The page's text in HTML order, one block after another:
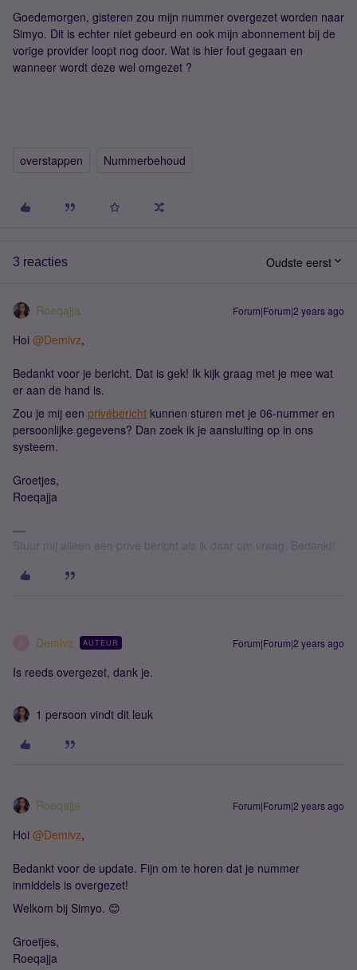
Goedemorgen, gisteren zou mijn nummer overgezet worden naar
Simyo. Dit is echter niet gebeurd en ook mijn abonnement bij de
vorige provider loopt nog door. Wat is hier fout gegaan en
wanneer wordt deze wel omgezet ?
overstappen Nummerbehoud
3 reacties Oudste eerst
Roeqajja Forum|Forum|2 years ago
Hoi @Demivz,
Bedankt voor je bericht. Dat is gek! Ik kijk graag met je mee wat
er aan de hand is.
Zou je mij een privébericht kunnen sturen met je 06-nummer en
persoonlijke gegevens? Dan zoek ik je aansluiting op in ons
systeem.
Groetjes,
Roeqajja
Stuur mij alleen een privé bericht als ik daar om vraag. Bedankt!
Demivz AUTEUR Forum|Forum|2 years ago
Is reeds overgezet, dank je.
1 persoon vindt dit leuk
Roeqajja Forum|Forum|2 years ago
Hoi @Demivz,
Bedankt voor de update. Fijn om te horen dat je nummer
inmiddels is overgezet!
Welkom bij Simyo. 😊
Groetjes,
Roeqajja